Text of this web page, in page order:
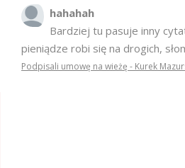
hahahah
Bardziej tu pasuje inny
pieniądze robi się na drogich,
Podpisali umowę na wieżę - Kurek